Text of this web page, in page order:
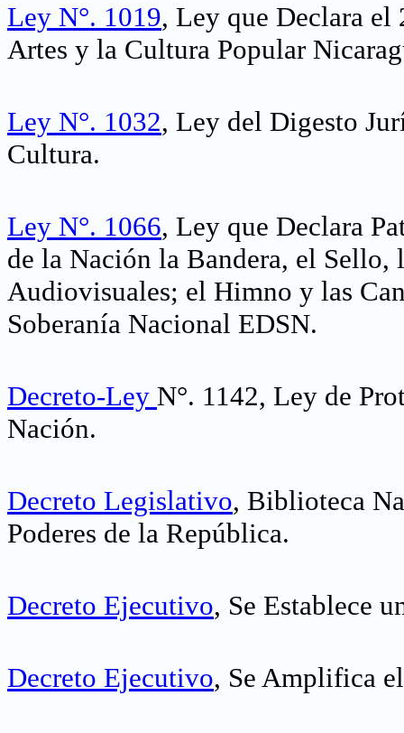
Ley N°. 1019, Ley que Declara el
Artes y la Cultura Popular
Ley N°. 1032, Ley del Digesto
Cultura.
Ley N°. 1066, Ley que Declara
de la Nación la Bandera, el
Audiovisuales; el Himno y las
Soberanía Nacional EDSN.
Decreto-Ley N°. 1142, Ley de
Nación.
Decreto Legislativo, Biblioteca
Poderes de la República.
Decreto Ejecutivo, Se Establece
Decreto Ejecutivo, Se Amplifica